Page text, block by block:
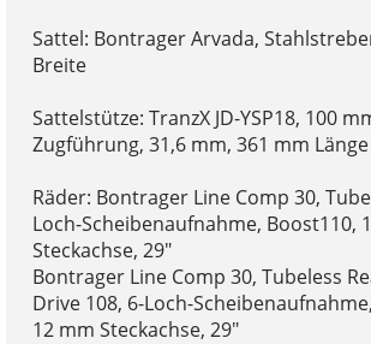
Sattel: Bontrager Arvada,
Breite
Sattelstütze: TranzX JD-YSP18, 100
Zugführung, 31,6 mm, 361 mm Länge
Räder: Bontrager Line Comp 30,
Loch-Scheibenaufnahme, Boost110,
Steckachse, 29"
Bontrager Line Comp 30, Tubeless
Drive 108, 6-Loch-
12 mm Steckachse, 29"